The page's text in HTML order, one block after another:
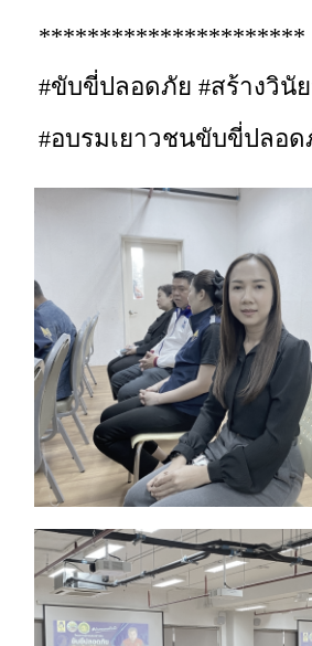
**********************
#ขับขี่ปลอดภัย #สร้างวินั
#อบรมเยาวชนขับขี่ปลอด